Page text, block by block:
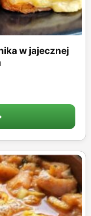
w jajecznej